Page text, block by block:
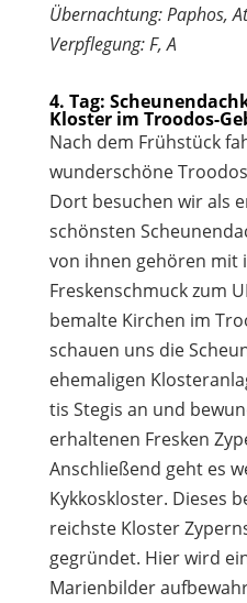
Übernachtung: Paphos,
Verpflegung: F, A
4. Tag:
Kloster im Troodos-
Nach dem Frühstück
wunderschöne
Dort besuchen wir als
schönsten
von ihnen gehören mit
Freskenschmuck zum
bemalte Kirchen im
schauen uns die
ehemaligen
tis Stegis an und
erhaltenen Fresken
Anschließend geht es
Kykkoskloster. Dieses
reichste Kloster
gegründet. Hier wird
Marienbilder